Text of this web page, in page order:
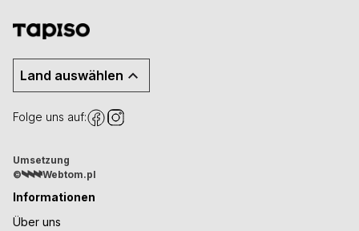
Land auswählen
Folge uns auf:
Umsetzung
©
Webtom.pl
Informationen
Über uns